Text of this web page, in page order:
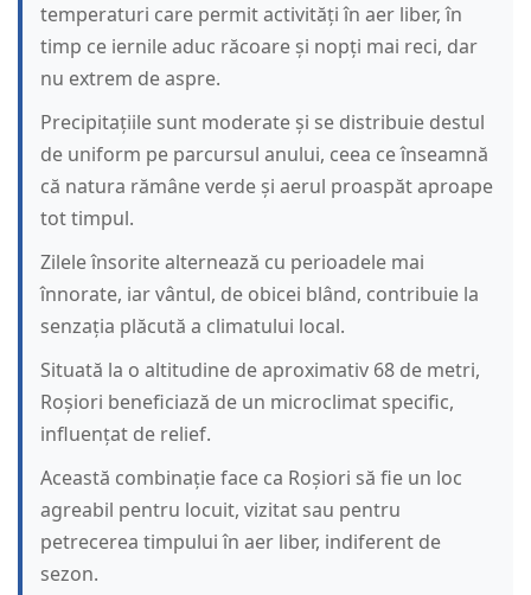
temperaturi care permit activități în aer liber, în
timp ce iernile aduc răcoare și nopți mai reci, dar
nu extrem de aspre.
Precipitațiile sunt moderate și se distribuie destul
de uniform pe parcursul anului, ceea ce înseamnă
că natura rămâne verde și aerul proaspăt aproape
tot timpul.
Zilele însorite alternează cu perioadele mai
înnorate, iar vântul, de obicei blând, contribuie la
senzația plăcută a climatului local.
Situată la o altitudine de aproximativ 68 de metri,
Roșiori beneficiază de un microclimat specific,
influențat de relief.
Această combinație face ca Roșiori să fie un loc
agreabil pentru locuit, vizitat sau pentru
petrecerea timpului în aer liber, indiferent de
sezon.